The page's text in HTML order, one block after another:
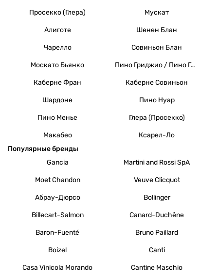
Просекко (Глера) Мускат
Алиготе Шенен Блан
Чарелло Совиньон Блан
Москато Бьянко Пино Гриджио / Пино Гри
Каберне Фран Каберне Совиньон
Шардоне Пино Нуар
Пино Менье Глера (Просекко)
Макабео
Ксарел-Ло
Популярные бренды
Gancia
Martini and Rossi SpA
Moet Chandon Veuve Clicquot
Абрау-Дюрсо Bollinger
Billecart-Salmon Canard-Duchêne
Baron-Fuenté Bruno Paillard
Boizel Canti
Casa Vinicola Morando Cantine Maschio